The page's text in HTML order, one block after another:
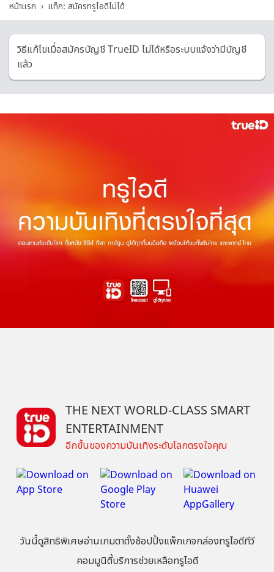
หน้าแรก แท็ก: สมัครทรูไอดีไม่ได้
วิธีแก้ไขเมื่อสมัครบัญชี TrueID ไม่ได้หรือระบบแจ้งว่ามีบัญชี
แล้ว
THE NEXT WORLD-CLASS SMART
ENTERTAINMENT
อีกขั้นของความบันเทิงระดับโลกตรงใจคุณ
วันนี้ดูสิทธิพิเศษอ่านเกมตาตั้งช้อปปิ้งแพ็กเกจกล่องทรูไอดีทีวี
คอมมูนิตี้บริการช่วยเหลือทรูไอดี